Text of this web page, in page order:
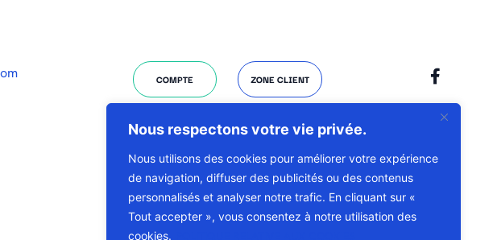
Nous respectons votre vie privée.
Nous utilisons des cookies pour améliorer votre expérience
de navigation, diffuser des publicités ou des contenus
personnalisés et analyser notre trafic. En cliquant sur «
Tout accepter », vous consentez à notre utilisation des
cookies.
COMPTE ZONE CLIENT